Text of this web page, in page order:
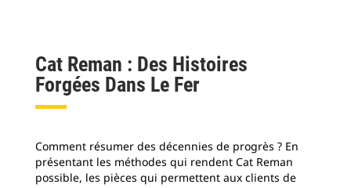
Cat Reman : Des Histoires
Forgées Dans Le Fer
Comment résumer des décennies de progrès ? En
présentant les méthodes qui rendent Cat Reman
possible, les pièces qui permettent aux clients de